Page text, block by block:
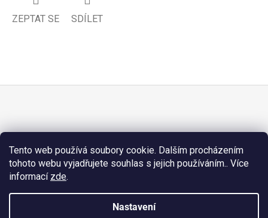
Tento web používá soubory cookie. Dalším procházením
tohoto webu vyjadřujete souhlas s jejich používáním.. Více
informací zde.
Nastavení
ZEPTAT SE SDÍLET
Á
A